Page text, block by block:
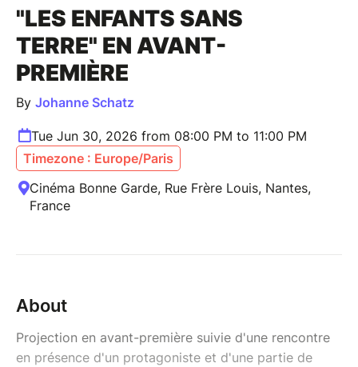
"LES ENFANTS SANS
TERRE" EN AVANT-
PREMIÈRE
By Johanne Schatz
Tue Jun 30, 2026 from 08:00 PM to 11:00 PM
Timezone : Europe/Paris
Cinéma Bonne Garde, Rue Frère Louis, Nantes,
France
About
Projection en avant-première suivie d'une rencontre
en présence d'un protagoniste et d'une partie de